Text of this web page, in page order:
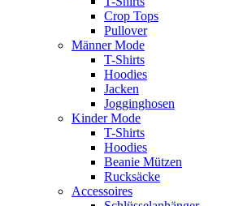
Crop Tops
Pullover
Männer Mode
T-Shirts
Hoodies
Jacken
Jogginghosen
Kinder Mode
T-Shirts
Hoodies
Beanie Mützen
Rucksäcke
Accessoires